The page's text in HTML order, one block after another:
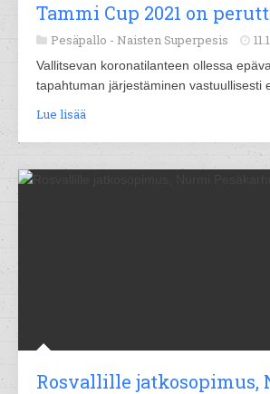
Tammi Cup 2021 on
Pesäpallo - Naisten Superpesis
Vallitsevan koronatilanteen ollessa
tapahtuman järjestäminen vastuullisesti
Lue lisää
Rosvallille jatkosopimus,